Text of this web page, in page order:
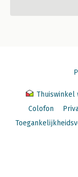
Thuiswinkel
Colofon